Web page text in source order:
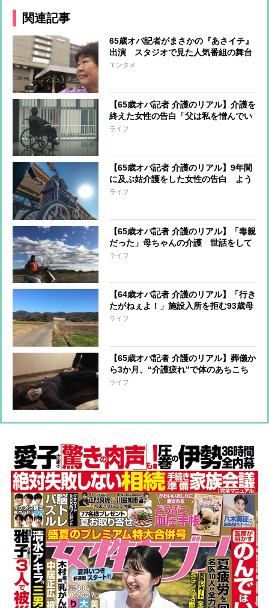
関連記事
65歳オバ記者がまさかの『あさイチ』
出演 スタジオで見た人気番組の舞台
裏
エンタメ
【65歳オバ記者 介護のリアル】介護を
終えた女性の告白「父は私を憎んでい
た」 父娘の関係はなぜ“崩壊”したの
ライフ
【65歳オバ記者 介護のリアル】9年間
に及ぶ姑介護をした女性の告白 よう
やく終わったときに義姉妹が放った忘
ライフ
【65歳オバ記者 介護のリアル】「毒親
だった」母ちゃんの介護 世話をして
いる時に抱いた思いとは？
ライフ
【64歳オバ記者 介護のリアル】「行き
たがねぇよ！」施設入所を拒む93歳母
ちゃんをどう説得するか…頭を悩ませ
ライフ
【65歳オバ記者 介護のリアル】葬儀か
ら3か月、“介護疲れ”で体のあちこち
に異変
ライフ